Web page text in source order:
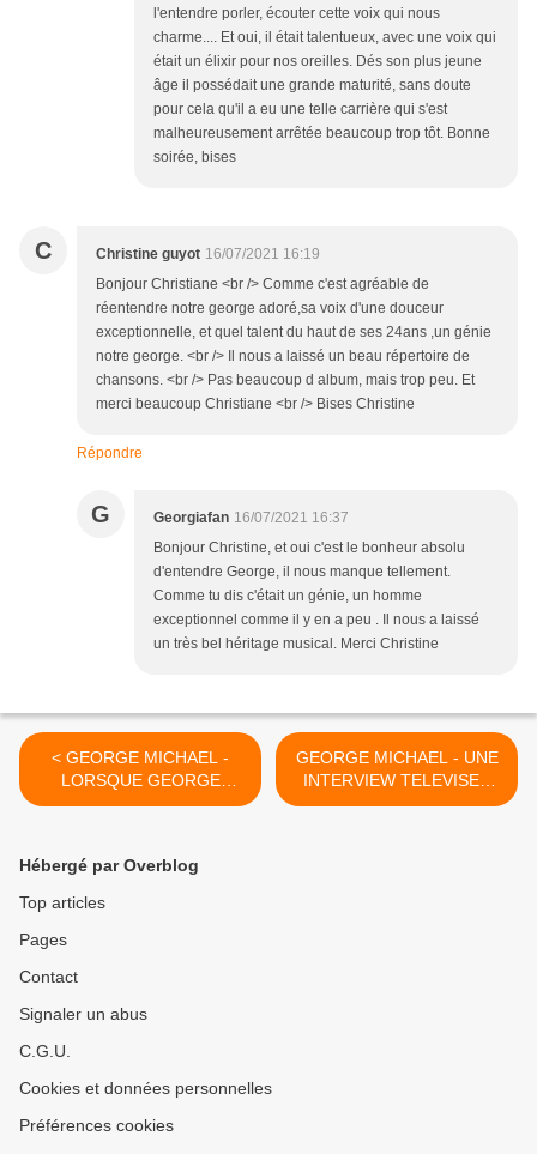
l'entendre porler, écouter cette voix qui nous
charme.... Et oui, il était talentueux, avec une voix qui
était un élixir pour nos oreilles. Dés son plus jeune
âge il possédait une grande maturité, sans doute
pour cela qu'il a eu une telle carrière qui s'est
malheureusement arrêtée beaucoup trop tôt. Bonne
soirée, bises
C Christine guyot 16/07/2021 16:19
Bonjour Christiane <br /> Comme c'est agréable de
réentendre notre george adoré,sa voix d'une douceur
exceptionnelle, et quel talent du haut de ses 24ans ,un génie
notre george. <br /> Il nous a laissé un beau répertoire de
chansons. <br /> Pas beaucoup d album, mais trop peu. Et
merci beaucoup Christiane <br /> Bises Christine
Répondre
G Georgiafan 16/07/2021 16:37
Bonjour Christine, et oui c'est le bonheur absolu
d'entendre George, il nous manque tellement.
Comme tu dis c'était un génie, un homme
exceptionnel comme il y en a peu . Il nous a laissé
un très bel héritage musical. Merci Christine
< GEORGE MICHAEL -
LORSQUE GEORGE
TELEPHONE A
GEORGE MICHAEL - UNE
INTERVIEW TELEVISEE
DE 1998 - BY IVO NIEHE !!
Hébergé par Overblog
Top articles
Pages
Contact
Signaler un abus
C.G.U.
Cookies et données personnelles
Préférences cookies